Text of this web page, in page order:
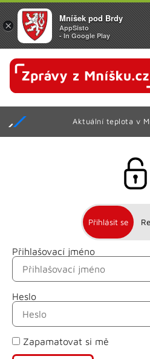
Aktuální teplota v
Přihlásit se
Přihlašovací jméno
Heslo
Zapamatovat si mě
Jméno
Příjmení
E-mail
×
Mníšek pod Brdy
AppSisto
- In Google Play